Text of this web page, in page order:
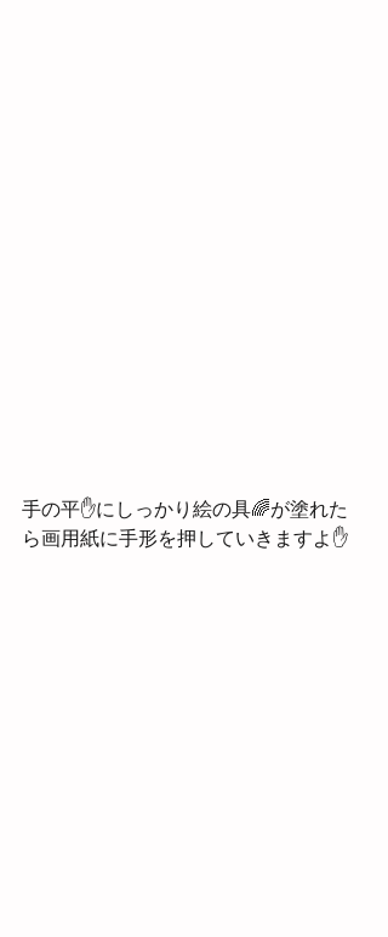
手の平✋にしっかり絵の具🌈が塗れた
ら画用紙に手形を押していきますよ✋